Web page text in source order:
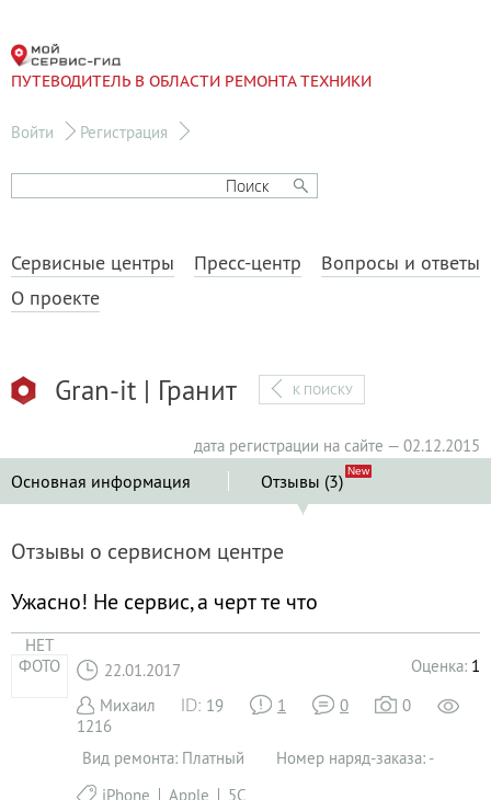
ПУТЕВОДИТЕЛЬ В ОБЛАСТИ РЕМОНТА ТЕХНИКИ
Войти Регистрация
Сервисные центры Пресс-центр
Вопросы и ответы
О проекте
Gran-it | Гранит К ПОИСКУ
дата регистрации на сайте — 02.12.2015
Основная информация Отзывы (3)
Отзывы о сервисном центре
Ужасно! Не сервис, а черт те что
НЕТ
ФОТО
Оценка: 1
22.01.2017
Михаил
19 1 0
0
1216
Вид ремонта: Платный
Номер наряд-заказа: -
iPhone
Apple 5С